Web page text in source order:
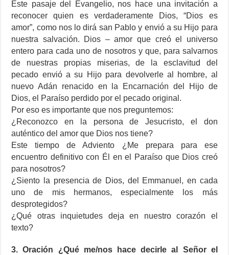
Este pasaje del Evangelio, nos hace una invitación a
reconocer quien es verdaderamente Dios, “Dios es
amor”, como nos lo dirá san Pablo y envió a su Hijo para
nuestra salvación. Dios – amor que creó el universo
entero para cada uno de nosotros y que, para salvarnos
de nuestras propias miserias, de la esclavitud del
pecado envió a su Hijo para devolverle al hombre, al
nuevo Adán renacido en la Encarnación del Hijo de
Dios, el Paraíso perdido por el pecado original.
Por eso es importante que nos preguntemos:
¿Reconozco en la persona de Jesucristo, el don
auténtico del amor que Dios nos tiene?
Este tiempo de Adviento ¿Me prepara para ese
encuentro definitivo con Él en el Paraíso que Dios creó
para nosotros?
¿Siento la presencia de Dios, del Emmanuel, en cada
uno de mis hermanos, especialmente los más
desprotegidos?
¿Qué otras inquietudes deja en nuestro corazón el
texto?
3. Oración ¿Qué me/nos hace decirle al Señor el